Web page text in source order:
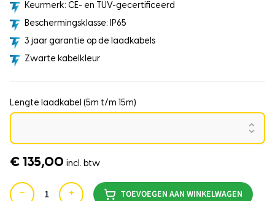
Keurmerk: CE- en TÜV-gecertificeerd
Beschermingsklasse: IP65
3 jaar garantie op de laadkabels
Zwarte kabelkleur
Lengte laadkabel (5m t/m 15m)
€ 135,00 incl. btw
− + TOEVOEGEN AAN WINKELWAGEN